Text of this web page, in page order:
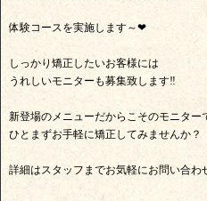
体験コースを実施します～❤
しっかり矯正したいお客様には
うれしいモニターも募集致します‼
新登場のメニューだからこそのモニター
ひとまずお手軽に矯正してみませんか？
詳細はスタッフまでお気軽にお問い合わ